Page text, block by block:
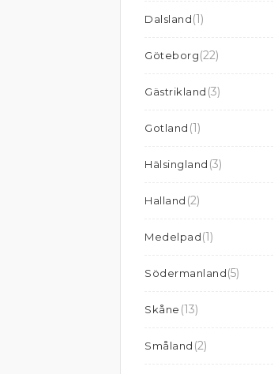
Dalsland(1)
Göteborg(22)
Gästrikland (3)
Gotland (1)
Hälsingland (3)
Halland (2)
Medelpad(1)
Södermanland(5)
Skåne (13)
Småland (2)